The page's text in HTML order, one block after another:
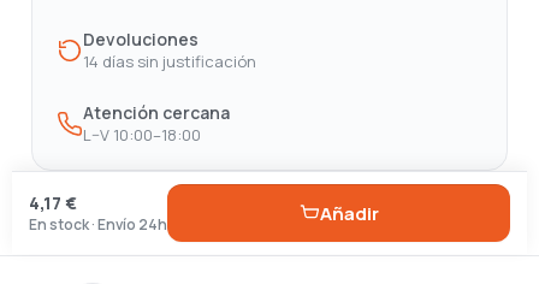
Devoluciones
14 días sin justificación
Atención cercana
L–V 10:00–18:00
4,17 €
En stock · Envío 24h Añadir